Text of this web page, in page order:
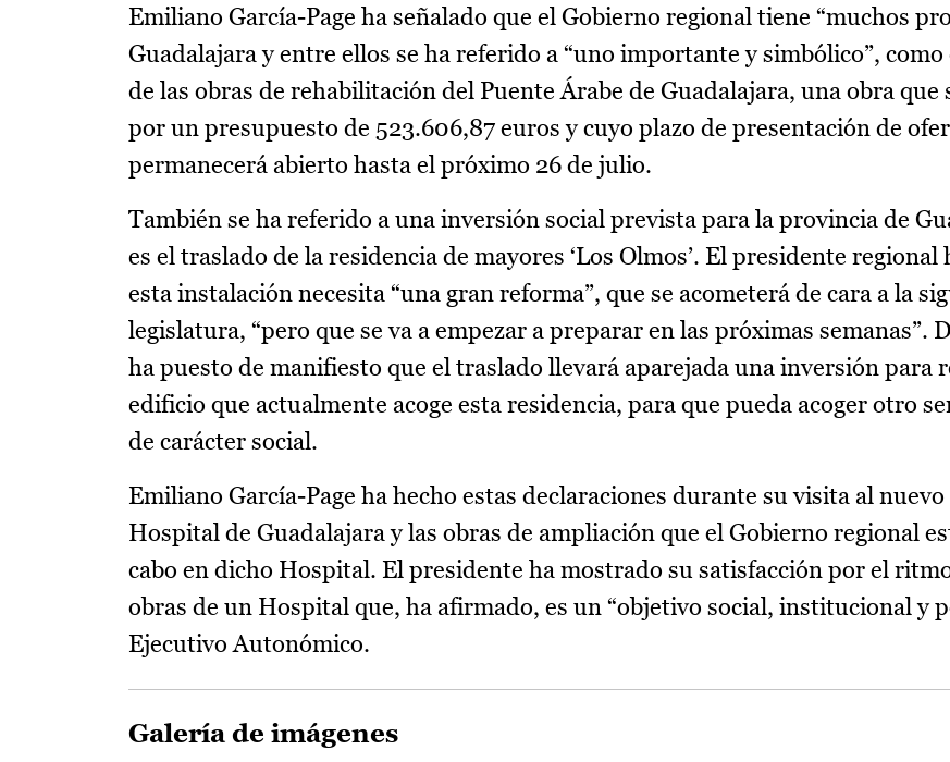
Emiliano García-Page ha señalado que el Gobierno regional tiene “muchos
Guadalajara y entre ellos se ha referido a “uno importante y simbólico”,
de las obras de rehabilitación del Puente Árabe de Guadalajara, una obra que
por un presupuesto de 523.606,87 euros y cuyo plazo de presentación de
permanecerá abierto hasta el próximo 26 de julio.
También se ha referido a una inversión social prevista para la provincia de
es el traslado de la residencia de mayores ‘Los Olmos’. El presidente regional
esta instalación necesita “una gran reforma”, que se acometerá de cara a la
legislatura, “pero que se va a empezar a preparar en las próximas semanas”.
ha puesto de manifiesto que el traslado llevará aparejada una inversión para
edificio que actualmente acoge esta residencia, para que pueda acoger otro
de carácter social.
Emiliano García-Page ha hecho estas declaraciones durante su visita al
Hospital de Guadalajara y las obras de ampliación que el Gobierno regional
cabo en dicho Hospital. El presidente ha mostrado su satisfacción por el
obras de un Hospital que, ha afirmado, es un “objetivo social, institucional y
Ejecutivo Autonómico.
Galería de imágenes